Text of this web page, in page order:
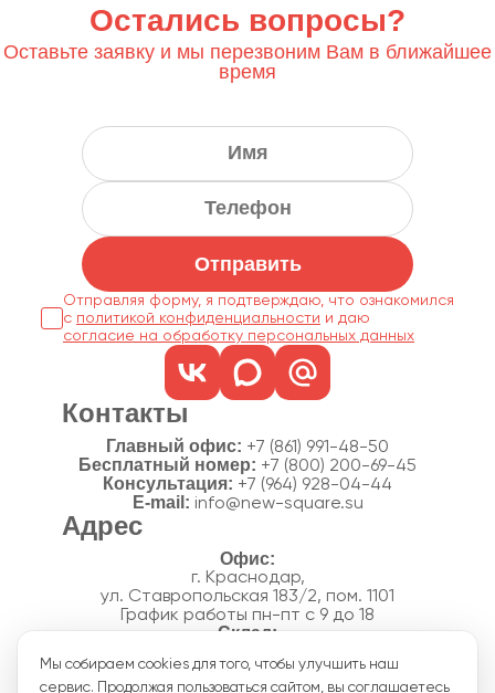
Остались вопросы?
Оставьте заявку и мы перезвоним Вам в ближайшее
время
Отправить
Отправляя форму, я подтверждаю, что ознакомился
с политикой конфиденциальности
согласие на обработку персональных данных
Контакты
Главный офис: +7 (861) 991-48-50
Бесплатный номер: +7 (800) 200-69-45
Консультация: +7 (964) 928-04-44
E-mail: info@new-square.su
Адрес
г. Краснодар,
ул. Ставропольская 183/2, пом. 1101
График работы пн-пт с 9 до 18
п. Новознаменский, ул.Производственная, 15
Мы собираем cookies для того, чтобы улучшить наш
сервис. Продолжая пользоваться сайтом, вы соглашаетесь